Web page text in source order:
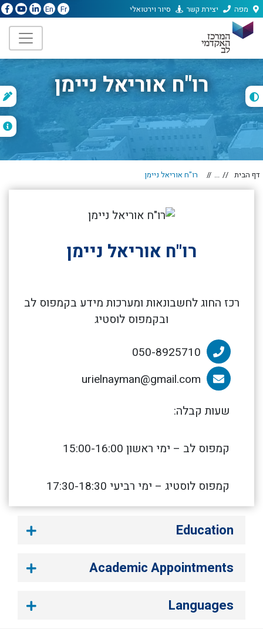
מפה יצירת קשר סיור וירטואלי Fr
En
רו"ח אוריאל ניימן
דף הבית ... רו"ח אוריאל ניימן
רו"ח אוריאל ניימן
רכז החוג לחשבונאות ומערכות מידע בקמפוס לב
ובקמפוס לוסטיג
הטלפון של רו"ח אוריאל ניימן
הדוא”ל של רו"ח אוריאל ניימן
שעות קבלה:
קמפוס לב – ימי ראשון 15:00-16:00
קמפוס לוסטיג – ימי רביעי 17:30-18:30
Education
Academic Appointments
Languages